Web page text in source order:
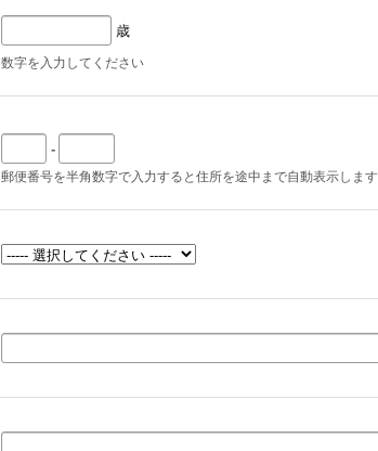
歳
数字を入力してください
-
郵便番号を半角数字で入力すると住所を途中まで自動表示します